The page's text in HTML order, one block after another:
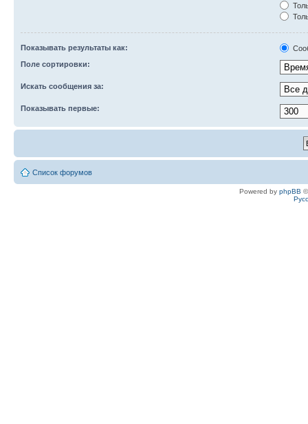
Показывать результаты как:
Поле сортировки:
Искать сообщения за:
Показывать первые:
Список форумов
Powered by phpBB